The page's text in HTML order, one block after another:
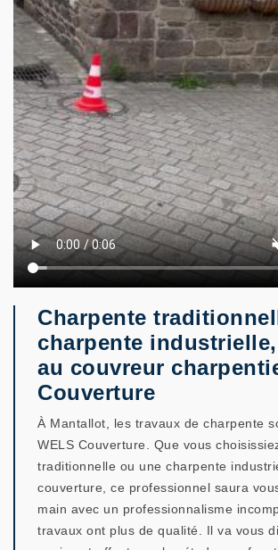
Charpente
charpente
au couvreur
Couverture
À Mantallot, les travaux de charpente
WELS Couverture. Que vous
traditionnelle ou une charpente
couverture, ce professionnel saura
main avec un professionnalisme
travaux ont plus de qualité. Il va vous